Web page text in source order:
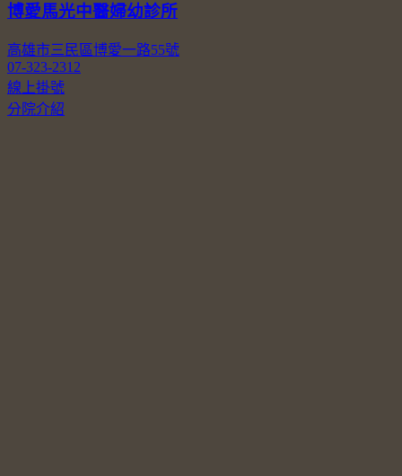
博愛馬光中醫婦幼診所
高雄市三民區博愛一路55號
07-323-2312
線上掛號
分院介紹